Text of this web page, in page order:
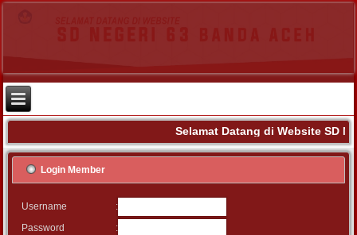
Selamat Datang di Website SD
Login Member
Username
:
Password
: